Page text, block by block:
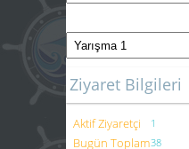
Ziyaret Bilgileri
Aktif Ziyaretçi 1
Bugün Toplam38